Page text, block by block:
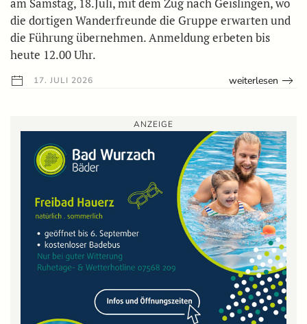
die dortigen Wanderfreunde die Gruppe erwarten und
die Führung übernehmen. Anmeldung erbeten bis
heute 12.00 Uhr.
17. JULI 2026 weiterlesen
ANZEIGE